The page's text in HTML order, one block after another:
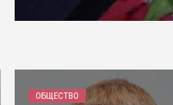
ОБЩЕСТВО